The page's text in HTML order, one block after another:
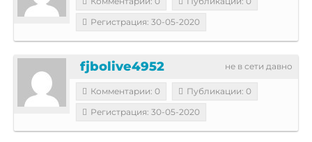
Регистрация: 30-05-2020
не в сети давно
fjbolive4952
Комментарии: 0
Публикации: 0
Регистрация: 30-05-2020